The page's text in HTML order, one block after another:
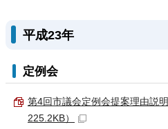
平成23年
定例会
第4回市議会定例会提案理由説
225.2KB）